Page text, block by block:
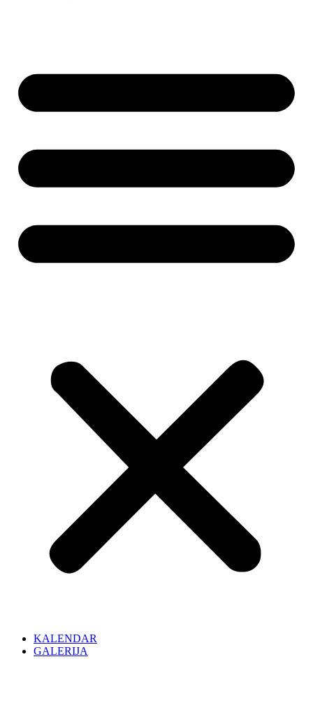
KALENDAR
GALERIJA